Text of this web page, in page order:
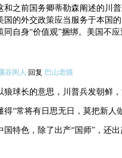
和之前国务卿蒂勒森阐述的川
国的外交政策应当服务于本国
同自身“价值观”捆绑。美国不
谷闲人 回复 巴山老狼
狼球长的意思，川普兵发朝鲜
得“常将有日思无日，莫把新人
国特色，除了出产“国师”，还出